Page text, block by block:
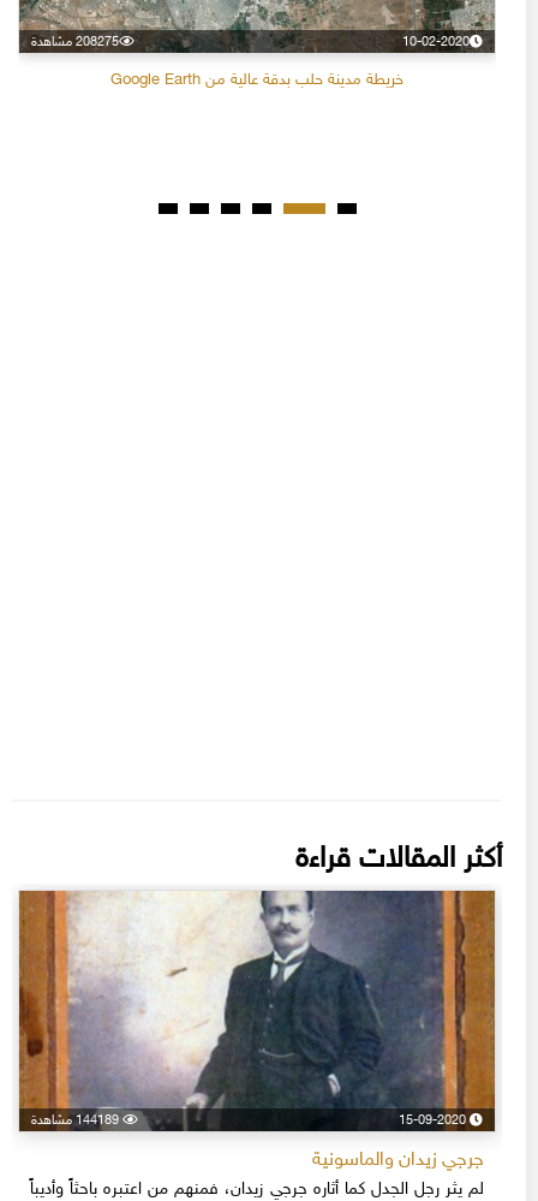
10-02-2020 208275 مشاهدة
خريطة مدينة حلب بدقة عالية من Google Earth
أكثر المقالات قراءة
15-09-2020 144189 مشاهدة
جرجي زيدان والماسونية
لم يثر رجل الجدل كما أثاره جرجي زيدان، فمنهم من اعتبره باحثاً وأديباً